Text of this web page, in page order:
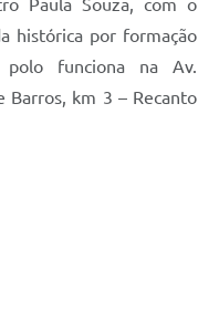
histórica por formação
funciona na Av.
Barros, km 3 – Recanto